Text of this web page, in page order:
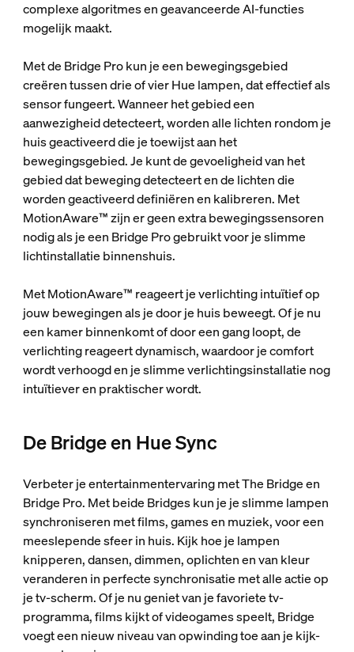
complexe algoritmes en geavanceerde AI-functies
mogelijk maakt.
Met de Bridge Pro kun je een bewegingsgebied
creëren tussen drie of vier Hue lampen, dat effectief als
sensor fungeert. Wanneer het gebied een
aanwezigheid detecteert, worden alle lichten rondom je
huis geactiveerd die je toewijst aan het
bewegingsgebied. Je kunt de gevoeligheid van het
gebied dat beweging detecteert en de lichten die
worden geactiveerd definiëren en kalibreren. Met
MotionAware™ zijn er geen extra bewegingssensoren
nodig als je een Bridge Pro gebruikt voor je slimme
lichtinstallatie binnenshuis.
Met MotionAware™ reageert je verlichting intuïtief op
jouw bewegingen als je door je huis beweegt. Of je nu
een kamer binnenkomt of door een gang loopt, de
verlichting reageert dynamisch, waardoor je comfort
wordt verhoogd en je slimme verlichtingsinstallatie nog
intuïtiever en praktischer wordt.
De Bridge en Hue Sync
Verbeter je entertainmentervaring met The Bridge en
Bridge Pro. Met beide Bridges kun je je slimme lampen
synchroniseren met films, games en muziek, voor een
meeslepende sfeer in huis. Kijk hoe je lampen
knipperen, dansen, dimmen, oplichten en van kleur
veranderen in perfecte synchronisatie met alle actie op
je tv-scherm. Of je nu geniet van je favoriete tv-
programma, films kijkt of videogames speelt, Bridge
voegt een nieuw niveau van opwinding toe aan je kijk-